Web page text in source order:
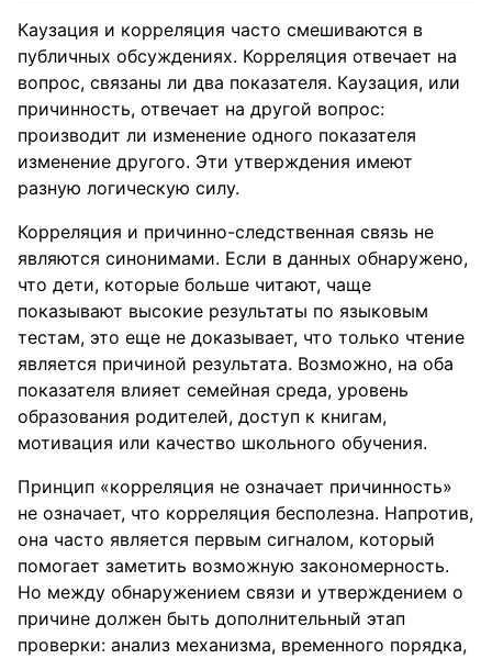
Каузация и корреляция часто смешиваются в
публичных обсуждениях. Корреляция отвечает на
вопрос, связаны ли два показателя. Каузация, или
причинность, отвечает на другой вопрос:
производит ли изменение одного показателя
изменение другого. Эти утверждения имеют
разную логическую силу.
Корреляция и причинно-следственная связь не
являются синонимами. Если в данных обнаружено,
что дети, которые больше читают, чаще
показывают высокие результаты по языковым
тестам, это еще не доказывает, что только чтение
является причиной результата. Возможно, на оба
показателя влияет семейная среда, уровень
образования родителей, доступ к книгам,
мотивация или качество школьного обучения.
Принцип «корреляция не означает причинность»
не означает, что корреляция бесполезна. Напротив,
она часто является первым сигналом, который
помогает заметить возможную закономерность.
Но между обнаружением связи и утверждением о
причине должен быть дополнительный этап
проверки: анализ механизма, временного порядка,